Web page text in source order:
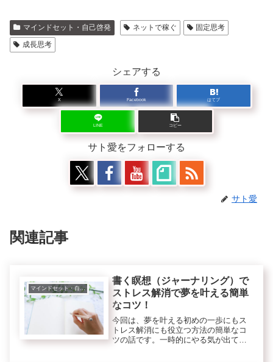
マインドセット・自己啓発 ネットで稼ぐ
固定思考
成長思考
シェアする
X Facebook はてブ
LINE コピー
サト愛をフォローする
サト愛
関連記事
マインドセット・自己啓発
書く瞑想（ジャーナリング）で
ストレス解消で夢を叶える簡単
なコツ！
今回は、夢を叶える初めの一歩にもス
トレス解消にも役立つ方法の簡単なコ
ツの話です。一時的にやる気が出て夢